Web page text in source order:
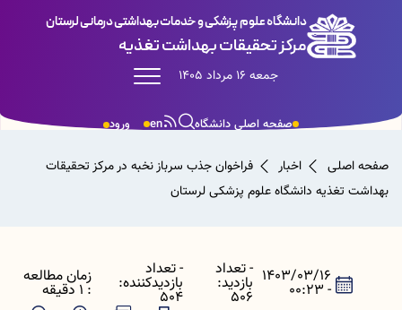
دانشگاه علوم پزشکی و خدمات بهداشتی درمانی لرستان
مرکز تحقیقات بهداشت تغذیه
جمعه 16 مرداد 1405
ورود en صفحه اصلی دانشگاه
صفحه اصلی اخبار
فراخوان جذب سرباز نخبه در مرکز تحقیقات
بهداشت تغذیه دانشگاه علوم پزشکی لرستان
1403/03/16
- 00:23
- تعداد
بازدید:
506
- تعداد
بازدیدکننده:
504
زمان مطالعه
: 1 دقیقه